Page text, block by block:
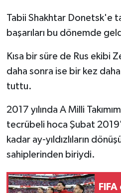
Tabii Shakhtar Donetsk'e
başarıları bu dönemde
Kısa bir süre de Rus ekibi
daha sonra ise bir kez
tuttu.
2017 yılında A Milli
tecrübeli hoca Şubat
kadar ay-yıldızlıların
sahiplerinden biriydi.